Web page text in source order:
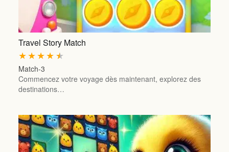
Travel Story Match
★
★
★
★
★
Match-3
Commencez votre voyage dès maintenant, explorez des
destinations…